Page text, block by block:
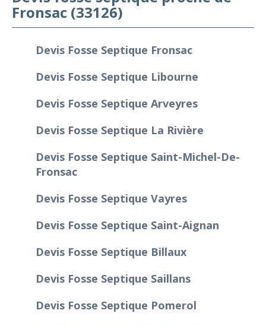
Fronsac (33126)
Devis Fosse Septique Fronsac
Devis Fosse Septique Libourne
Devis Fosse Septique Arveyres
Devis Fosse Septique La Rivière
Devis Fosse Septique Saint-Michel-De-
Fronsac
Devis Fosse Septique Vayres
Devis Fosse Septique Saint-Aignan
Devis Fosse Septique Billaux
Devis Fosse Septique Saillans
Devis Fosse Septique Pomerol